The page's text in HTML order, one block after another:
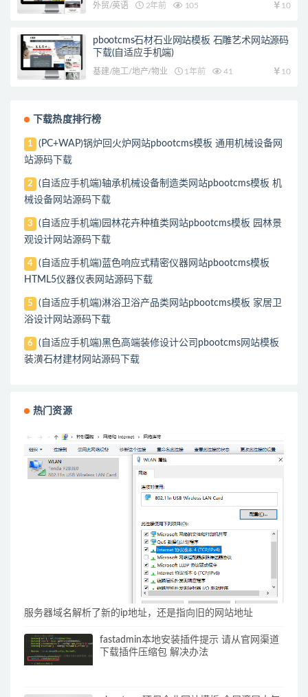
外贸/英语 2年前 105 10
pbootcms石材石业网站模板 石雕艺术网站源码
下载(自适应手机端)
基建/施工/地产/物业 1年前 41 10
下载热度排行榜
1
(PC+WAP)锅炉回火炉网站pbootcms模板 通用机械设备网
站源码下载
2
(自适应手机端)轴承机械设备制造类网站pbootcms模板 机
械设备网站源码下载
3
(自适应手机端)园林花卉种植类网站pbootcms模板 园林景
观设计网站源码下载
4
(自适应手机端)蓝色响应式精密仪器网站pbootcms模板
HTML5仪器仪表网站源码下载
5
(自适应手机端)淋浴卫浴产品类网站pbootcms模板 家居卫
浴设计网站源码下载
6
(自适应手机端)黑色高端装修设计公司pbootcms网站模板
装潢石材建材网站源码下载
热门资源
服务器域名解析了新的ip地址，还是指向旧的网站地址
fastadmin本地安装插件提示 请从官网渠道
下载插件压缩包 解决办法